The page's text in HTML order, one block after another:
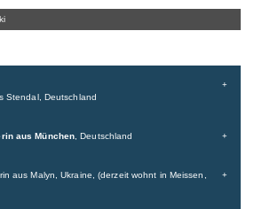
Stendal, Deutschland
aus München, Deutschland
aus Malyn, Ukraine, (derzeit wohnt in Meissen,